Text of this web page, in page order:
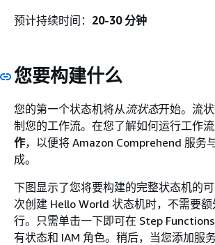
预计持续时间： 20-30 分钟
您要构建什么
您的第一个状态机将从 流状态开始。流
制您的工作流。在您了解如何运行工作
作，以便将 Amazon Comprehend 服务
成。
下图显示了您将要构建的完整状态机的
次创建 Hello World 状态机时，不需要
行。只需单击一下即可在 Step
有状态和 IAM 角色。稍后，当您添加服